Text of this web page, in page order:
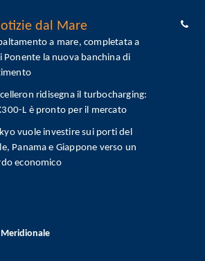
dal Mare
a mare, completata a
Ponente la nuova banchina di
ridisegna il turbocharging:
L è pronto per il mercato
vuole investire sui porti del
Panama e Giappone verso un
economico